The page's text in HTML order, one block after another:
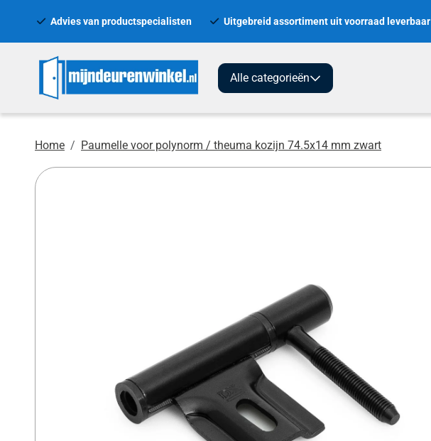
Advies van productspecialisten Uitgebreid assortiment uit voorraad leverbaar
Alle categorieën
Home Paumelle voor polynorm / theuma kozijn 74.5x14 mm zwart